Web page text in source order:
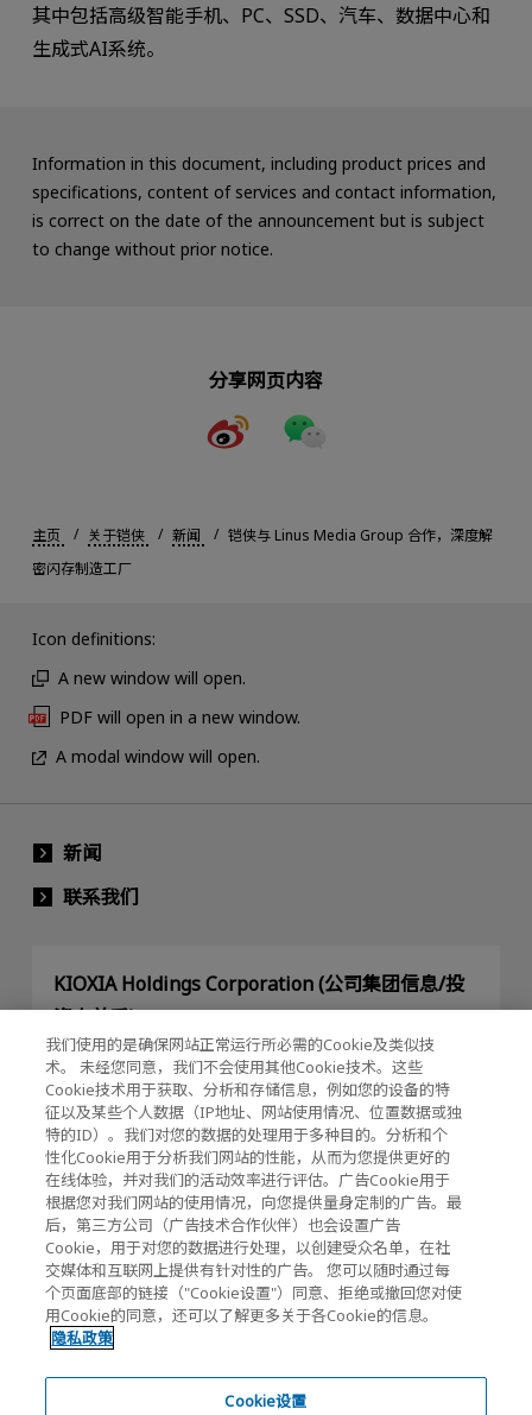
其中包括高级智能手机、PC、SSD、汽车、数据中心和
生成式AI系统。
Information in this document, including product prices and
specifications, content of services and contact information,
is correct on the date of the announcement but is subject
to change without prior notice.
分享网页内容
主页 关于铠侠 新闻
铠侠与 Linus Media Group 合作，深度解
密闪存制造工厂
Icon definitions:
A new window will open.
PDF will open in a new window.
A modal window will open.
新闻
联系我们
KIOXIA Holdings Corporation (公司集团信息/投
资人关系)
KIOXIA Holdings Corporation Home
投资人关系
隐私政策
Cookie设置
我们使用的是确保网站正常运行所必需的Cookie及类似技
术。 未经您同意，我们不会使用其他Cookie技术。这些
Cookie技术用于获取、分析和存储信息，例如您的设备的特
征以及某些个人数据（IP地址、网站使用情况、位置数据或独
特的ID）。我们对您的数据的处理用于多种目的。分析和个
性化Cookie用于分析我们网站的性能，从而为您提供更好的
在线体验，并对我们的活动效率进行评估。广告Cookie用于
根据您对我们网站的使用情况，向您提供量身定制的广告。最
后，第三方公司（广告技术合作伙伴）也会设置广告
Cookie，用于对您的数据进行处理，以创建受众名单，在社
交媒体和互联网上提供有针对性的广告。 您可以随时通过每
个页面底部的链接（"Cookie设置"）同意、拒绝或撤回您对使
用Cookie的同意，还可以了解更多关于各Cookie的信息。
隐私政策
Cookie设置